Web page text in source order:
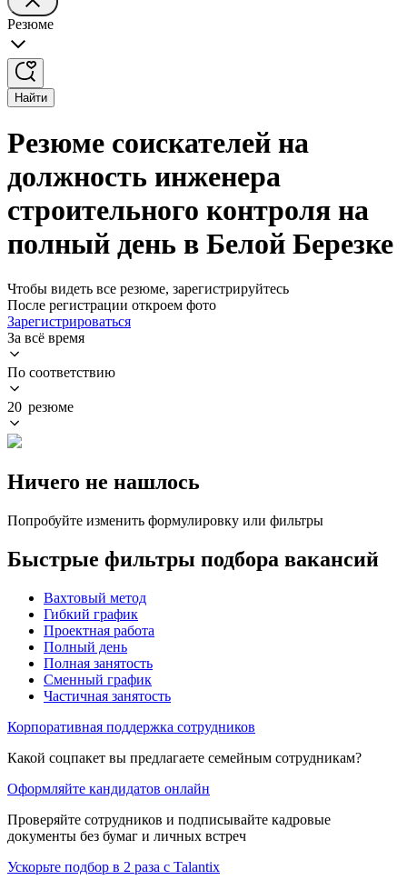
Резюме
Найти
Резюме соискателей на
должность инженера
строительного контроля на
полный день в Белой Березке
Чтобы видеть все резюме, зарегистрируйтесь
После регистрации откроем фото
Зарегистрироваться
За всё время
По соответствию
20 резюме
Ничего не нашлось
Попробуйте изменить формулировку или фильтры
Быстрые фильтры подбора вакансий
Вахтовый метод
Гибкий график
Проектная работа
Полный день
Полная занятость
Сменный график
Частичная занятость
Корпоративная поддержка сотрудников
Какой соцпакет вы предлагаете семейным сотрудникам?
Оформляйте кандидатов онлайн
Проверяйте сотрудников и подписывайте кадровые
документы без бумаг и личных встреч
Ускорьте подбор в 2 раза с Talantix